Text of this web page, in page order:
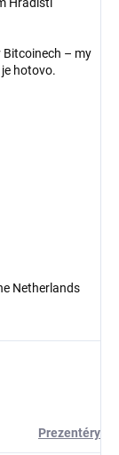
Hradišti
Bitcoinech – my
hotovo.
Netherlands
Prezentéry